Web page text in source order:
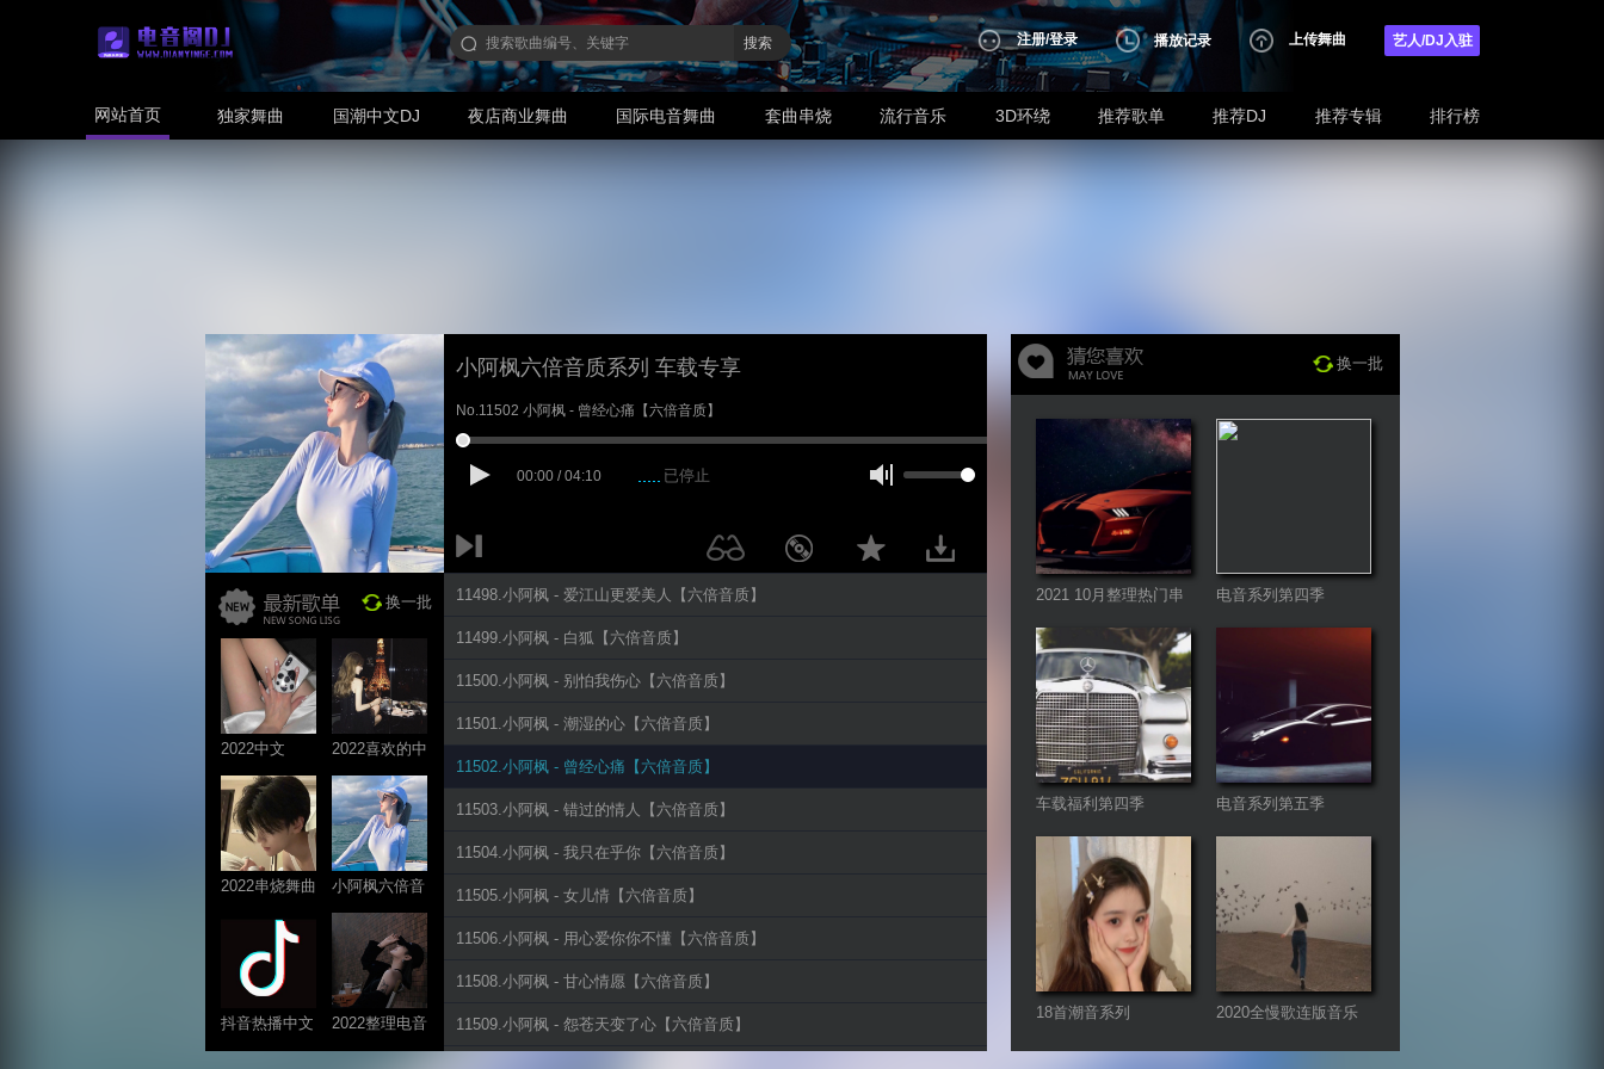
搜索 注册/登录 播放记录 上传舞曲 艺人/DJ入驻
网站首页 独家舞曲 国潮中文DJ 夜店商业舞曲 国际电音舞曲 套曲串烧 流行音乐 3D环绕 推荐歌单 推荐DJ 推荐专辑 排行榜
小阿枫六倍音质系列 车载专享
No.11502 小阿枫 - 曾经心痛【六倍音质】
00:00 / 04:10 已停止
换一批
2022中文
ProgHouse歌
曲
2022喜欢的中
文DJ舞曲
2022串烧舞曲
小阿枫六倍音
质系列 车载
抖音热播中文
系列
2022整理电音
系列
11498.小阿枫 - 爱江山更爱美人【六倍音质】
11499.小阿枫 - 白狐【六倍音质】
11500.小阿枫 - 别怕我伤心【六倍音质】
11501.小阿枫 - 潮湿的心【六倍音质】
11502.小阿枫 - 曾经心痛【六倍音质】
11503.小阿枫 - 错过的情人【六倍音质】
11504.小阿枫 - 我只在乎你【六倍音质】
11505.小阿枫 - 女儿情【六倍音质】
11506.小阿枫 - 用心爱你你不懂【六倍音质】
11508.小阿枫 - 甘心情愿【六倍音质】
11509.小阿枫 - 怨苍天变了心【六倍音质】
换一批
2021 10月整理热门串
烧舞曲
电音系列第四季
车载福利第四季 电音系列第五季
18首潮音系列
2020全慢歌连版音乐